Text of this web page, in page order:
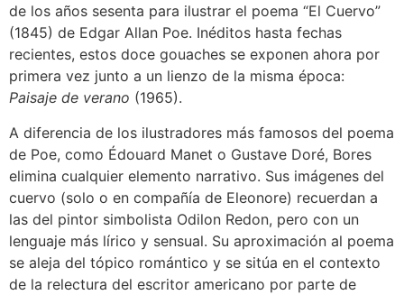
de los años sesenta para ilustrar el poema “El Cuervo”
(1845) de Edgar Allan Poe. Inéditos hasta fechas
recientes, estos doce gouaches se exponen ahora por
primera vez junto a un lienzo de la misma época:
Paisaje de verano (1965).
A diferencia de los ilustradores más famosos del poema
de Poe, como Édouard Manet o Gustave Doré, Bores
elimina cualquier elemento narrativo. Sus imágenes del
cuervo (solo o en compañía de Eleonore) recuerdan a
las del pintor simbolista Odilon Redon, pero con un
lenguaje más lírico y sensual. Su aproximación al poema
se aleja del tópico romántico y se sitúa en el contexto
de la relectura del escritor americano por parte de